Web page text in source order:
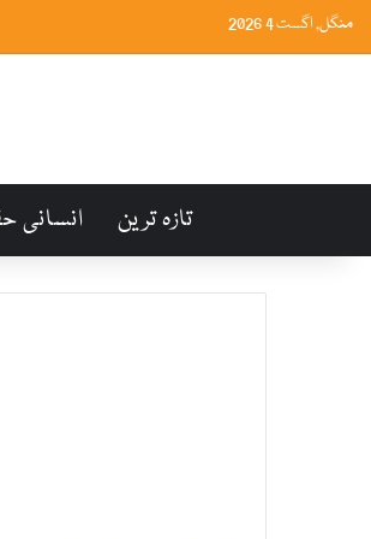
منگل, اگست 4 2026
تازہ ترین انسانی